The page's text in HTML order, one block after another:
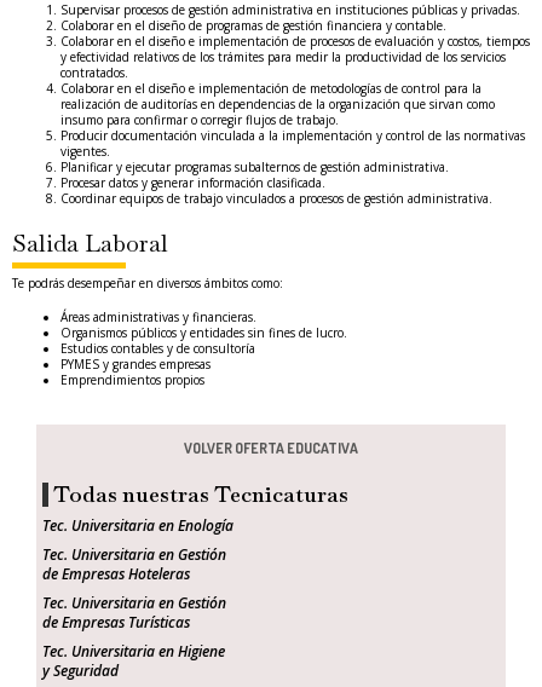
Supervisar procesos de gestión administrativa en instituciones públicas y privadas.
Colaborar en el diseño de programas de gestión financiera y contable.
Colaborar en el diseño e implementación de procesos de evaluación y costos, tiempos
y efectividad relativos de los trámites para medir la productividad de los servicios
contratados.
Colaborar en el diseño e implementación de metodologías de control para la
realización de auditorías en dependencias de la organización que sirvan como
insumo para confirmar o corregir flujos de trabajo.
Producir documentación vinculada a la implementación y control de las normativas
vigentes.
Planificar y ejecutar programas subalternos de gestión administrativa.
Procesar datos y generar información clasificada.
Coordinar equipos de trabajo vinculados a procesos de gestión administrativa.
Salida Laboral
Te podrás desempeñar en diversos ámbitos como:
Áreas administrativas y financieras.
Organismos públicos y entidades sin fines de lucro.
Estudios contables y de consultoría
PYMES y grandes empresas
Emprendimientos propios
VOLVER OFERTA EDUCATIVA
Todas nuestras Tecnicaturas
Tec. Universitaria en Enología
Tec. Universitaria en Gestión
de Empresas Hoteleras
Tec. Universitaria en Gestión
de Empresas Turísticas
Tec. Universitaria en Higiene
y Seguridad